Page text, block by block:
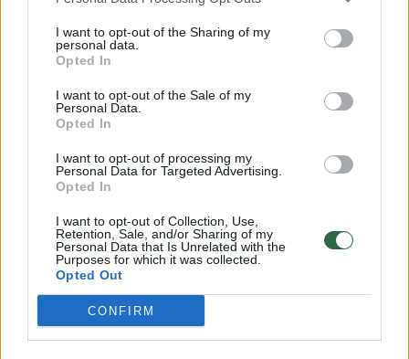
I want to opt-out of the Sharing of my
personal data.
Opted In
I want to opt-out of the Sale of my
Personal Data.
Opted In
I want to opt-out of processing my
Personal Data for Targeted Advertising.
Opted In
I want to opt-out of Collection, Use,
Retention, Sale, and/or Sharing of my
Personal Data that Is Unrelated with the
Purposes for which it was collected.
Opted Out
CONFIRM
Tėvams 2022-07-18